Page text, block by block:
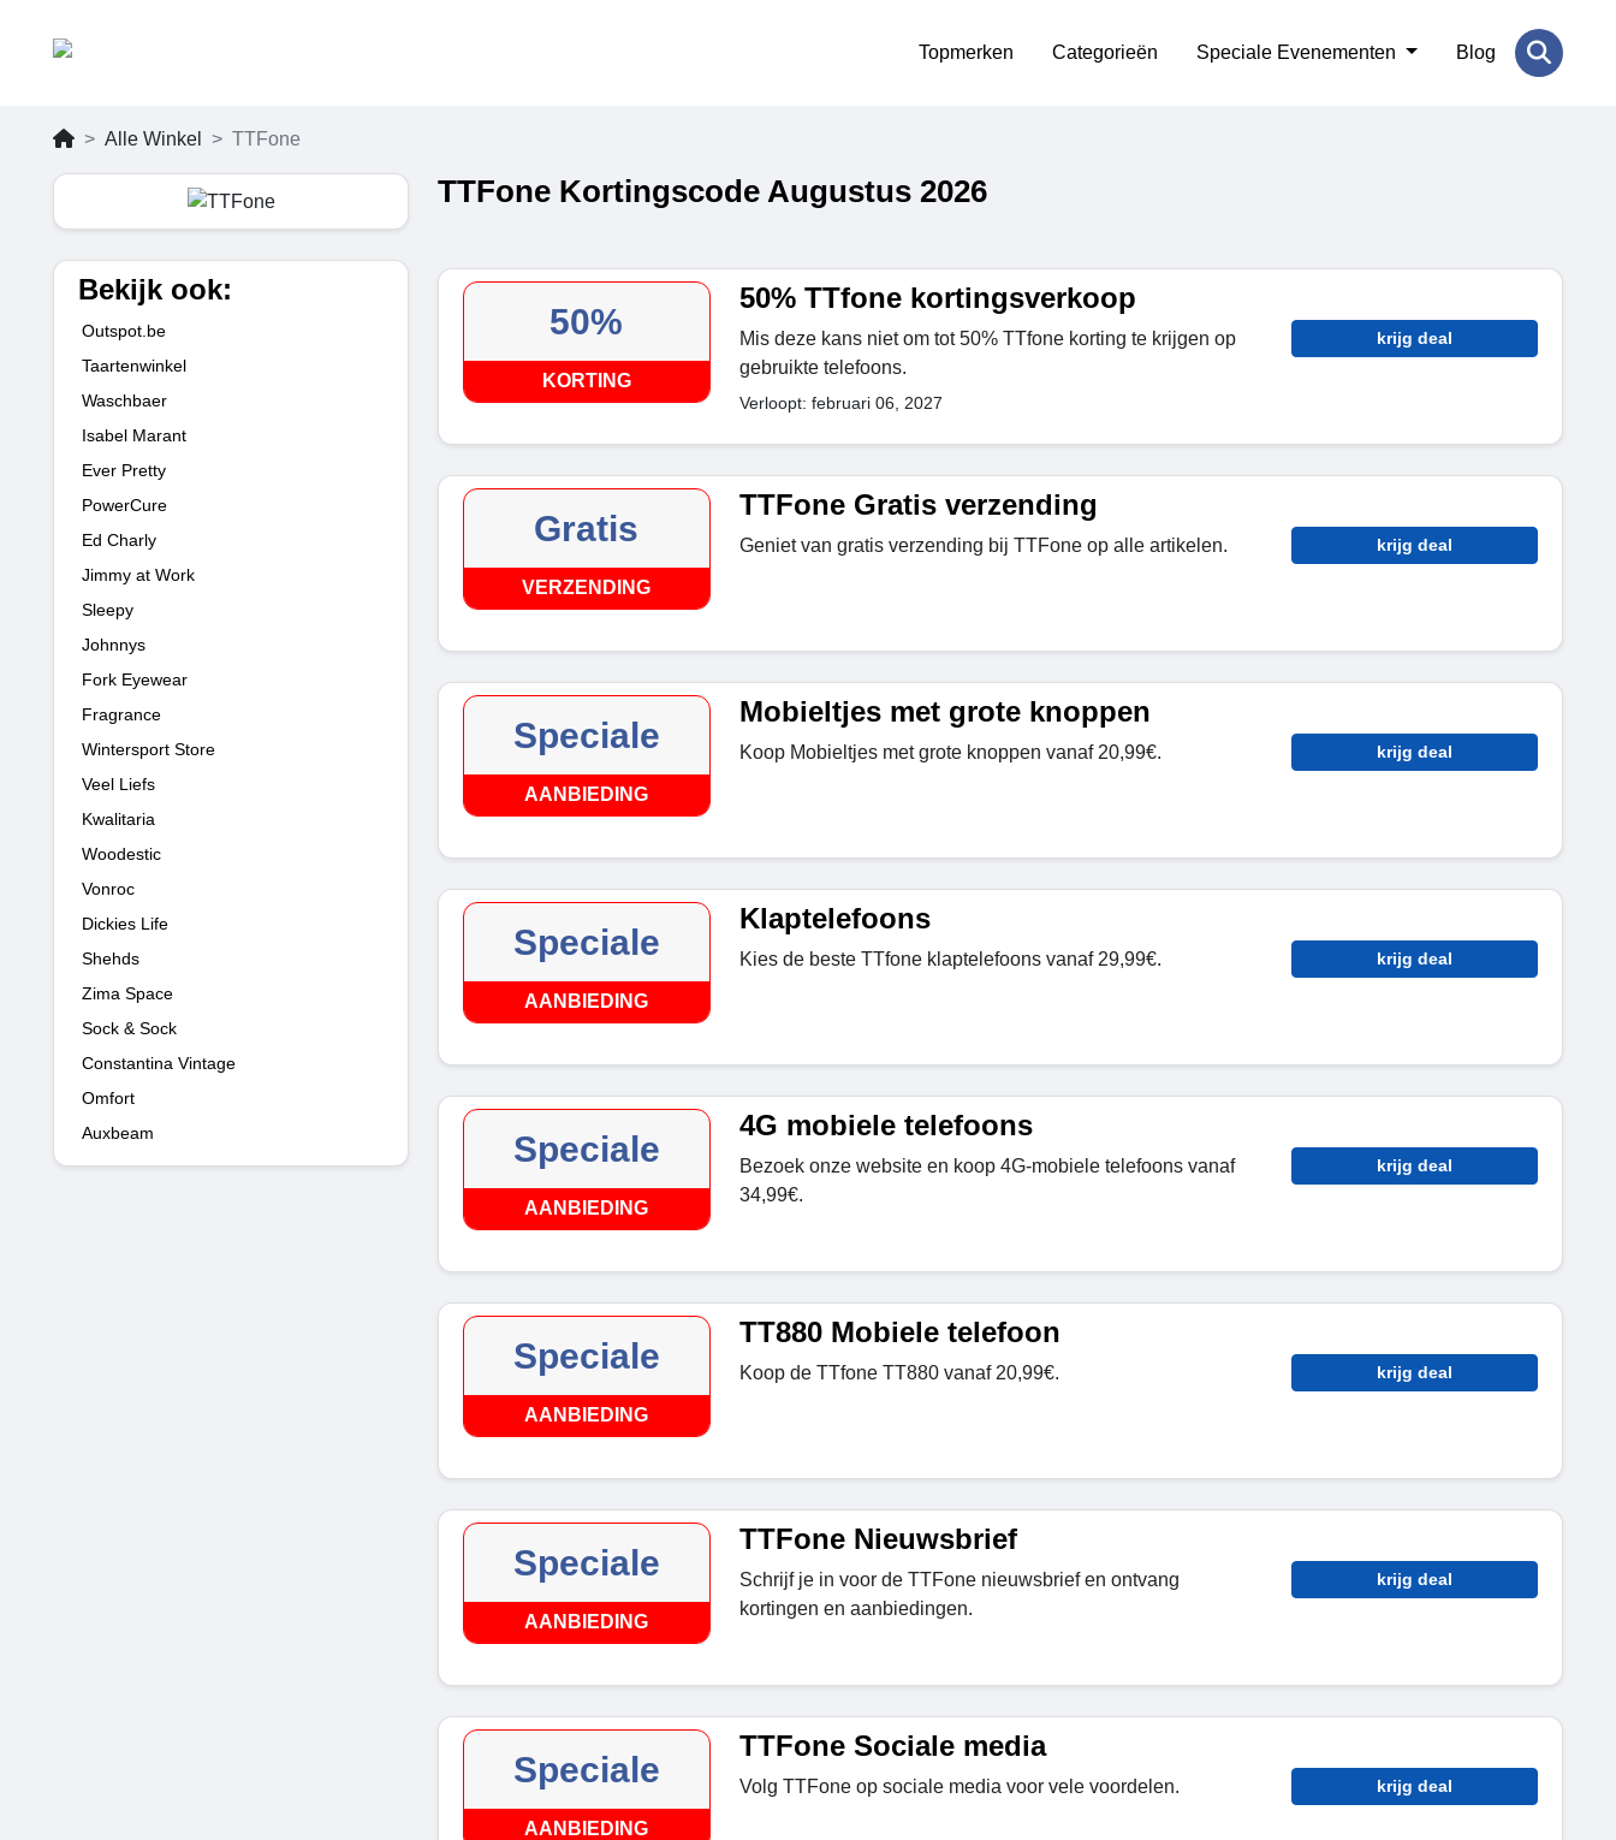
Topmerken Categorieën Speciale Evenementen Blog
Alle Winkel TTFone
Bekijk ook:
Outspot.be
Taartenwinkel
Waschbaer
Isabel Marant
Ever Pretty
PowerCure
Ed Charly
Jimmy at Work
Sleepy
Johnnys
Fork Eyewear
Fragrance
Wintersport Store
Veel Liefs
Kwalitaria
Woodestic
Vonroc
Dickies Life
Shehds
Zima Space
Sock & Sock
Constantina Vintage
Omfort
Auxbeam
TTFone Kortingscode Augustus 2026
50%
KORTING
50% TTfone kortingsverkoop
Mis deze kans niet om tot 50% TTfone korting te krijgen op
gebruikte telefoons.
Verloopt: februari 06, 2027
krijg deal
Gratis
VERZENDING
TTFone Gratis verzending
Geniet van gratis verzending bij TTFone op alle artikelen. krijg deal
Speciale
AANBIEDING
Mobieltjes met grote knoppen
Koop Mobieltjes met grote knoppen vanaf 20,99€. krijg deal
Speciale
AANBIEDING
Klaptelefoons
Kies de beste TTfone klaptelefoons vanaf 29,99€. krijg deal
Speciale
AANBIEDING
4G mobiele telefoons
Bezoek onze website en koop 4G-mobiele telefoons vanaf
34,99€.
krijg deal
Speciale
AANBIEDING
TT880 Mobiele telefoon
Koop de TTfone TT880 vanaf 20,99€. krijg deal
Speciale
AANBIEDING
TTFone Nieuwsbrief
Schrijf je in voor de TTFone nieuwsbrief en ontvang
kortingen en aanbiedingen.
krijg deal
Speciale
AANBIEDING
TTFone Sociale media
Volg TTFone op sociale media voor vele voordelen. krijg deal